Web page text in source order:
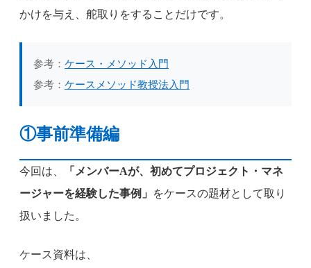
かけを与え、舵取りをすることだけです。
参考： ケース・メソッド入門
参考： ケースメソッド教授法入門
①事前準備編
今回は、
「メンバーAが、初めてプロジェクト・マネ
ージャーを経験した事例」
をケースの題材として取り
扱いました。
ケース資料は、